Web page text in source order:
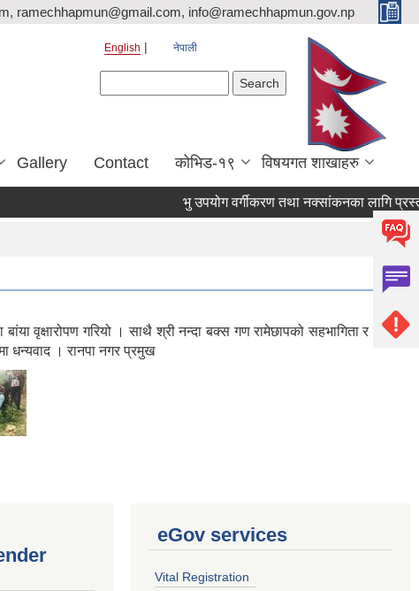
ramechhapmun@gmail.com, info@ramechhapmun.gov.np
English नेपाली
Gallery Contact कोभिड-१९ विषयगत शाखाहरु
भु उपयोग वर्गीकरण तथा नक्सांकनका लागि प्रस्ताव
वृक्षारोपण गरियो । साथै श्री नन्दा बक्स गण रामेछापको सहभागिता र वडा
धन्यवाद । रानपा नगर प्रमुख
eGov services
Vital Registration